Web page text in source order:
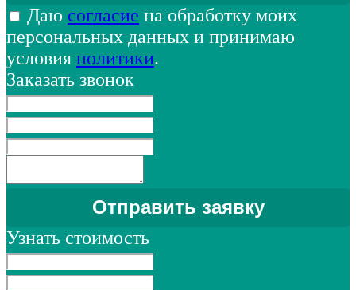
Даю согласие на обработку моих
персональных данных и принимаю
условия политики.
Заказать звонок
Узнать стоимость